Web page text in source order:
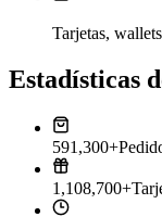
Tarjetas,
Estadísticas
591,300+
1,108,700+